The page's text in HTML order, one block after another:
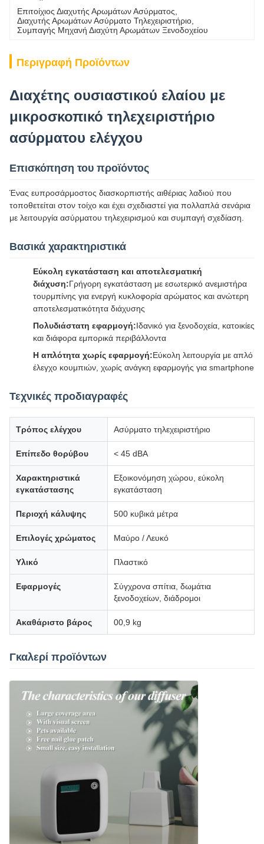
Επιτοίχιος Διαχυτής Αρωμάτων Ασύρματος
Διαχυτής Αρωμάτων Ασύρματο Τηλεχειριστήριο
Συμπαγής Μηχανή Διαχύτη Αρωμάτων Ξενοδοχείου
Περιγραφή Προϊόντων
Διαχέτης ουσιαστικού ελαίου με
μικροσκοπικό τηλεχειριστήριο
ασύρματου ελέγχου
Επισκόπηση του προϊόντος
Ένας ευπροσάρμοστος διασκορπιστής αιθέριας λαδιού που
τοποθετείται στον τοίχο και έχει σχεδιαστεί για πολλαπλά σενάρια
με λειτουργία ασύρματου τηλεχειρισμού και συμπαγή σχεδίαση.
Βασικά χαρακτηριστικά
Εύκολη εγκατάσταση και αποτελεσματική
διάχυση:Γρήγορη εγκατάσταση με εσωτερικό ανεμιστήρα
τουρμπίνης για ενεργή κυκλοφορία αρώματος και ανώτερη
αποτελεσματικότητα διάχυσης
Πολυδιάστατη εφαρμογή:Ιδανικό για ξενοδοχεία, κατοικίες
και διάφορα εμπορικά περιβάλλοντα
Η απλότητα χωρίς εφαρμογή:Εύκολη λειτουργία με απλό
έλεγχο κουμπιών, χωρίς ανάγκη εφαρμογής για smartphone
Τεχνικές προδιαγραφές
Τρόπος ελέγχου Ασύρματο τηλεχειριστήριο
Επίπεδο θορύβου < 45 dBA
Χαρακτηριστικά
εγκατάστασης
Εξοικονόμηση χώρου, εύκολη
εγκατάσταση
Περιοχή κάλυψης 500 κυβικά μέτρα
Επιλογές χρώματος Μαύρο / Λευκό
Υλικό Πλαστικό
Εφαρμογές
Σύγχρονα σπίτια, δωμάτια
ξενοδοχείων, διάδρομοι
Ακαθάριστο βάρος 00,9 kg
Γκαλερί προϊόντων